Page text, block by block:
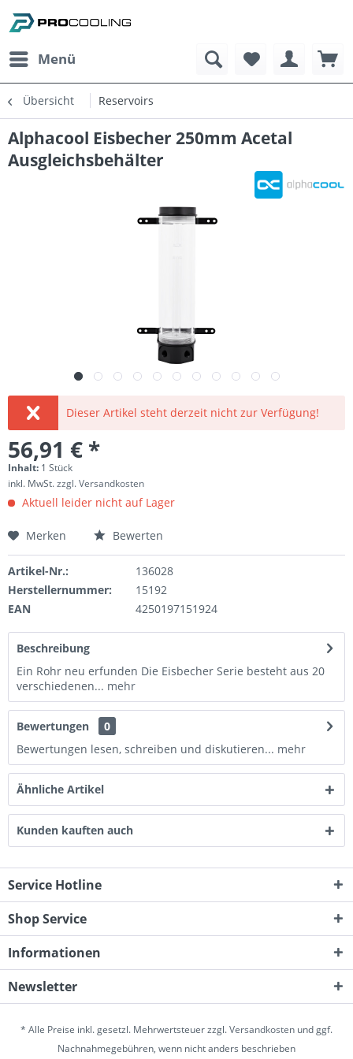
Menü
Übersicht Reservoirs
Alphacool Eisbecher 250mm Acetal
Ausgleichsbehälter
Dieser Artikel steht derzeit nicht zur Verfügung!
56,91 € *
Inhalt: 1 Stück
inkl. MwSt.zzgl. Versandkosten
Aktuell leider nicht auf Lager
Merken Bewerten
Artikel-Nr.:
136028
Herstellernummer:
15192
EAN
4250197151924
Beschreibung
Ein Rohr neu erfunden Die Eisbecher Serie besteht aus 20
verschiedenen... mehr
Bewertungen
0
Bewertungen lesen, schreiben und diskutieren... mehr
Ähnliche Artikel
Kunden kauften auch
Service Hotline
Shop Service
Informationen
Newsletter
* Alle Preise inkl. gesetzl. Mehrwertsteuer zzgl.Versandkosten und ggf.
Nachnahmegebühren, wenn nicht anders beschrieben